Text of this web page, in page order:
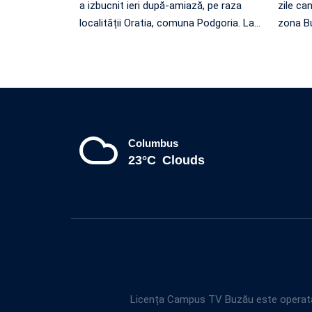
a izbucnit ieri după-amiază, pe raza
localității Oratia, comuna Podgoria. La…
zile
zona
Columbus
23°C Clouds
Licența Campus TV Buzău este